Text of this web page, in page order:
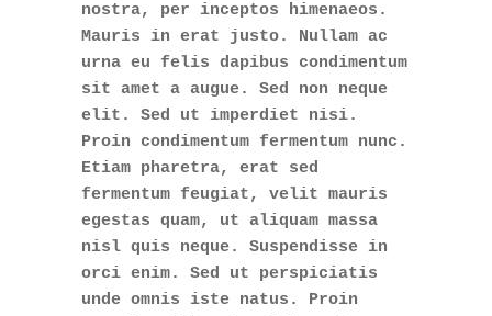
nostra, per inceptos himenaeos.
Mauris in erat justo. Nullam ac
urna eu felis dapibus condimentum
sit amet a augue. Sed non neque
elit. Sed ut imperdiet nisi.
Proin condimentum fermentum nunc.
Etiam pharetra, erat sed
fermentum feugiat, velit mauris
egestas quam, ut aliquam massa
nisl quis neque. Suspendisse in
orci enim. Sed ut perspiciatis
unde omnis iste natus. Proin